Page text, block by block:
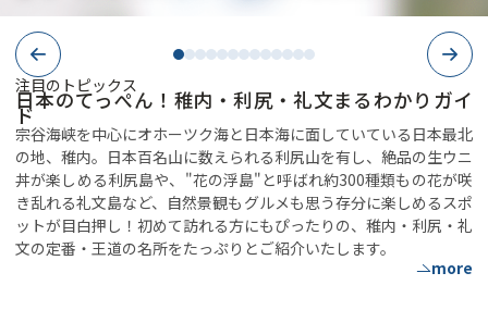
Previous
Next
注目のトピックス
日本のてっぺん！稚内・利尻・礼文まるわかりガイ
ド
宗谷海峡を中心にオホーツク海と日本海に面していている日本最北
の地、稚内。日本百名山に数えられる利尻山を有し、絶品の生ウニ
丼が楽しめる利尻島や、"花の浮島"と呼ばれ約300種類もの花が咲
き乱れる礼文島など、自然景観もグルメも思う存分に楽しめるスポ
ットが目白押し！初めて訪れる方にもぴったりの、稚内・利尻・礼
文の定番・王道の名所をたっぷりとご紹介いたします。